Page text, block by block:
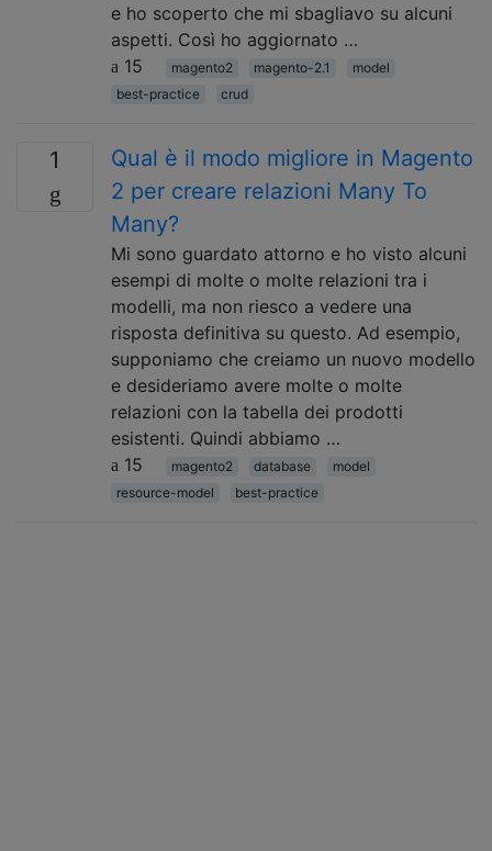
e ho scoperto che mi sbagliavo su alcuni
aspetti. Così ho aggiornato …
15
magento2 magento-2.1
model
best-practice
crud
1
Qual è il modo migliore in Magento
2 per creare relazioni Many To
Many?
Mi sono guardato attorno e ho visto alcuni
esempi di molte o molte relazioni tra i
modelli, ma non riesco a vedere una
risposta definitiva su questo. Ad esempio,
supponiamo che creiamo un nuovo modello
e desideriamo avere molte o molte
relazioni con la tabella dei prodotti
esistenti. Quindi abbiamo …
15
magento2 database
model
resource-model
best-practice